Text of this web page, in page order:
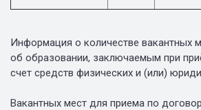
Информация о количестве вакантных
об образовании, заключаемым при
счет средств физических и (или)
Вакантных мест для приема по